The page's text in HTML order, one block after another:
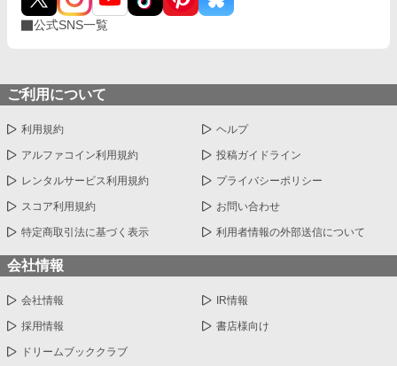
公式SNS一覧
ご利用について
利用規約 ヘルプ
アルファコイン利用規約 投稿ガイドライン
レンタルサービス利用規約 プライバシーポリシー
スコア利用規約 お問い合わせ
特定商取引法に基づく表示 利用者情報の外部送信について
会社情報
会社情報 IR情報
採用情報 書店様向け
ドリームブッククラブ